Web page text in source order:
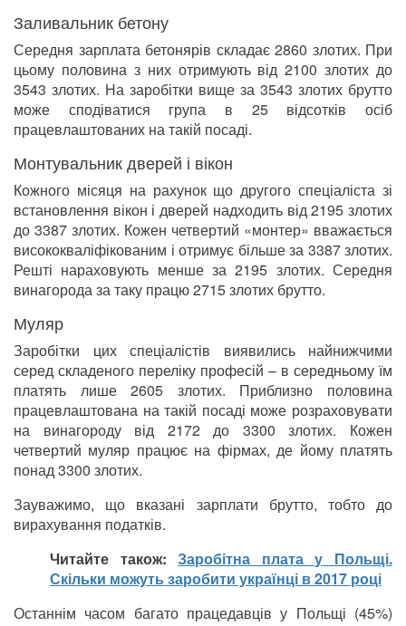
Заливальник бетону
Середня зарплата бетонярів складає 2860 злотих. При
цьому половина з них отримують від 2100 злотих до
3543 злотих. На заробітки вище за 3543 злотих брутто
може сподіватися група в 25 відсотків осіб
працевлаштованих на такій посаді.
Монтувальник дверей і вікон
Кожного місяця на рахунок що другого спеціаліста зі
встановлення вікон і дверей надходить від 2195 злотих
до 3387 злотих. Кожен четвертий «монтер» вважається
висококваліфікованим і отримує більше за 3387 злотих.
Решті нараховують менше за 2195 злотих. Середня
винагорода за таку працю 2715 злотих брутто.
Муляр
Заробітки цих спеціалістів виявились найнижчими
серед складеного переліку професій – в середньому їм
платять лише 2605 злотих. Приблизно половина
працевлаштована на такій посаді може розраховувати
на винагороду від 2172 до 3300 злотих. Кожен
четвертий муляр працює на фірмах, де йому платять
понад 3300 злотих.
Зауважимо, що вказані зарплати брутто, тобто до
вирахування податків.
Читайте також:Заробітна плата у Польщі.
Скільки можуть заробити українці в 2017 році
Останнім часом багато працедавців у Польщі (45%)